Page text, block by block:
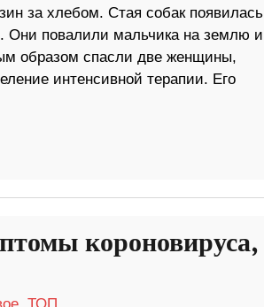
за хлебом. Стая собак появилась
Они повалили мальчика на землю и
образом спасли две женщины,
интенсивной терапии. Его
короновируса,